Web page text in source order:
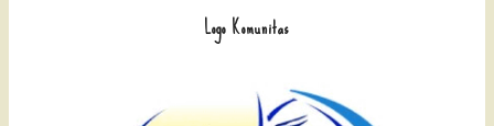
Logo Komunitas